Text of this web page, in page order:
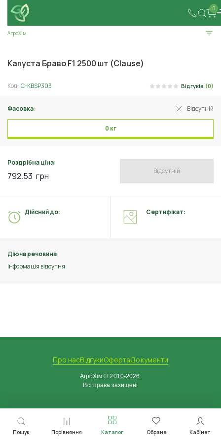
0
Пошук Порівняння Каталог Обране Кабінет
АгроХім
Капуста Браво F1 2500 шт (Clause)
Код: C-KBSP303 Відгуків (0)
Фасовка: Відсутній
0 кг
Роздрібна ціна:
792.53 грн Відсутній
Діюча речовина
Інформація відсутня
Дійсний до: Сертифікат:
Про насВідгукиОфертаДокументи
АгроХім © 2010-2026.
Всі права захищені